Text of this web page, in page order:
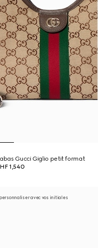
Gucci Giglio petit format
1,540
avec vos initiales